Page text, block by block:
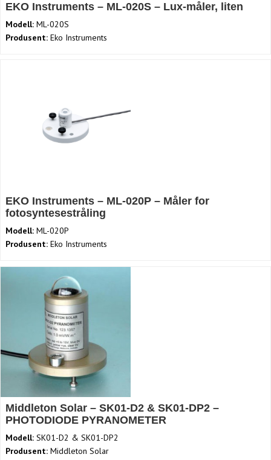
EKO Instruments – ML-020S – Lux-måler, liten
Modell: ML-020S
Produsent: Eko Instruments
EKO Instruments – ML-020P – Måler for
fotosyntesestråling
Modell: ML-020P
Produsent: Eko Instruments
Middleton Solar – SK01-D2 & SK01-DP2 –
PHOTODIODE PYRANOMETER
Modell: SK01-D2 & SK01-DP2
Produsent: Middleton Solar